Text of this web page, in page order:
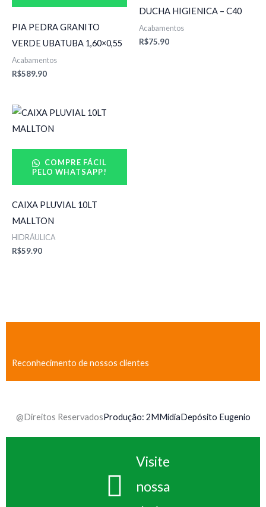
PIA PEDRA GRANITO
VERDE UBATUBA 1,60×0,55
Acabamentos
R$589.90
DUCHA HIGIENICA – C40
Acabamentos
R$75.90
COMPRE FÁCIL
PELO WHATSAPP!
CAIXA PLUVIAL 10LT
MALLTON
HIDRÁULICA
R$59.90
Reconhecimento de nossos clientes
@Direitos ReservadosProdução: 2MMídiaDepósito Eugenio
Visite
nossa